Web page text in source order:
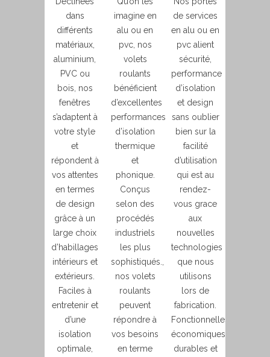
dans
différents
matériaux,
aluminium,
PVC ou
bois, nos
fenêtres
s’adaptent à
votre style
et
répondent à
vos attentes
en termes
de design
grâce à un
large choix
d’habillages
intérieurs et
extérieurs.
Faciles à
entretenir et
d’une
isolation
optimale,
imagine en
alu ou en
pvc, nos
volets
roulants
bénéficient
d’excellentes
performances
d’isolation
thermique
et
phonique.
Conçus
selon des
procédés
industriels
les plus
sophistiqués.,
nos volets
roulants
peuvent
répondre à
vos besoins
en terme
de services
en alu ou en
pvc alient
sécurité,
performance
d’isolation
et design
sans oublier
bien sur la
facilité
d’utilisation
qui est au
rendez-
vous grace
aux
nouvelles
technologies
que nous
utilisons
lors de
fabrication.
Fonctionnelles,
économiques,
durables et